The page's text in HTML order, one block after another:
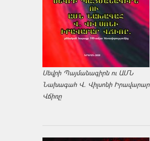
Սեվրի Պայմանագիրն ու ԱՄՆ
Նախագահ Վ. Վիլսոնի Իրավարար
Վճիռը